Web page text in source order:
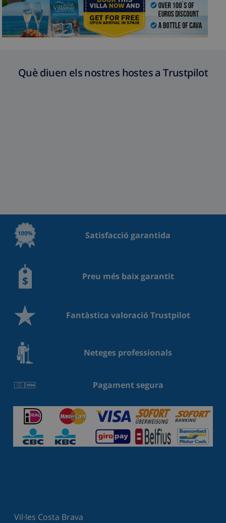
Què diuen els nostres hostes a Trustpilot
Satisfacció garantida
Preu més baix garantit
Fantàstica valoració Trustpilot
Neteges professionals
Pagament segura
Vil·les Costa Brava